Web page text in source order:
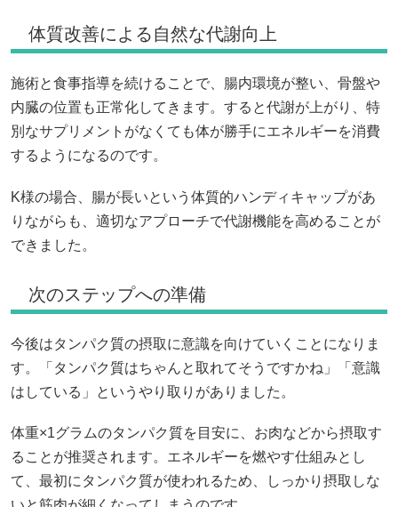
体質改善による自然な代謝向上
施術と食事指導を続けることで、腸内環境が整い、骨盤や
内臓の位置も正常化してきます。すると代謝が上がり、特
別なサプリメントがなくても体が勝手にエネルギーを消費
するようになるのです。
K様の場合、腸が長いという体質的ハンディキャップがあ
りながらも、適切なアプローチで代謝機能を高めることが
できました。
次のステップへの準備
今後はタンパク質の摂取に意識を向けていくことになりま
す。「タンパク質はちゃんと取れてそうですかね」「意識
はしている」というやり取りがありました。
体重×1グラムのタンパク質を目安に、お肉などから摂取す
ることが推奨されます。エネルギーを燃やす仕組みとし
て、最初にタンパク質が使われるため、しっかり摂取しな